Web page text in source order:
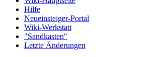
Hilfe
Neueinsteiger-Portal
Wiki-Werkstatt
"Sandkasten"
Letzte Änderungen